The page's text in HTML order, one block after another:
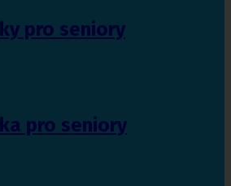
pro seniory
pro seniory